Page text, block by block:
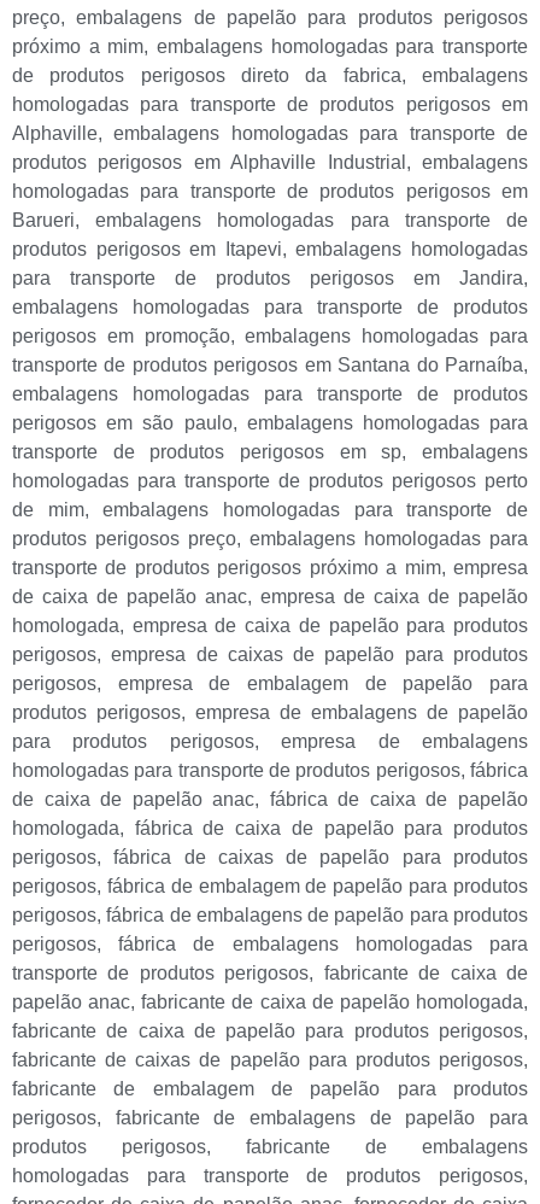
preço,embalagens de papelão para produtos perigosos
próximo a mim,embalagens homologadas para transporte
de produtos perigosos direto da fabrica,embalagens
homologadas para transporte de produtos perigosos em
Alphaville,embalagens homologadas para transporte de
produtos perigosos em Alphaville Industrial ,embalagens
homologadas para transporte de produtos perigosos em
Barueri,embalagens homologadas para transporte de
produtos perigosos em Itapevi,embalagens homologadas
para transporte de produtos perigosos em Jandira,
embalagens homologadas para transporte de produtos
perigosos em promoção,embalagens homologadas para
transporte de produtos perigosos em Santana do Parnaíba,
embalagens homologadas para transporte de produtos
perigosos em são paulo, embalagens homologadas para
transporte de produtos perigosos em sp,embalagens
homologadas para transporte de produtos perigosos perto
de mim,embalagens homologadas para transporte de
produtos perigosos preço, embalagens homologadas para
transporte de produtos perigosos próximo a mim,empresa
de caixa de papelão anac, empresa de caixa de papelão
homologada, empresa de caixa de papelão para produtos
perigosos,empresa de caixas de papelão para produtos
perigosos, empresa de embalagem de papelão para
produtos perigosos, empresa de embalagens de papelão
para produtos perigosos,empresa de embalagens
homologadas para transporte de produtos perigosos,fábrica
de caixa de papelão anac, fábrica de caixa de papelão
homologada, fábrica de caixa de papelão para produtos
perigosos,fábrica de caixas de papelão para produtos
perigosos, fábrica de embalagem de papelão para produtos
perigosos,fábrica de embalagens de papelão para produtos
perigosos,fábrica de embalagens homologadas para
transporte de produtos perigosos, fabricante de caixa de
papelão anac,fabricante de caixa de papelão homologada,
fabricante de caixa de papelão para produtos perigosos,
fabricante de caixas de papelão para produtos perigosos,
fabricante de embalagem de papelão para produtos
perigosos, fabricante de embalagens de papelão para
produtos perigosos, fabricante de embalagens
homologadas para transporte de produtos perigosos,